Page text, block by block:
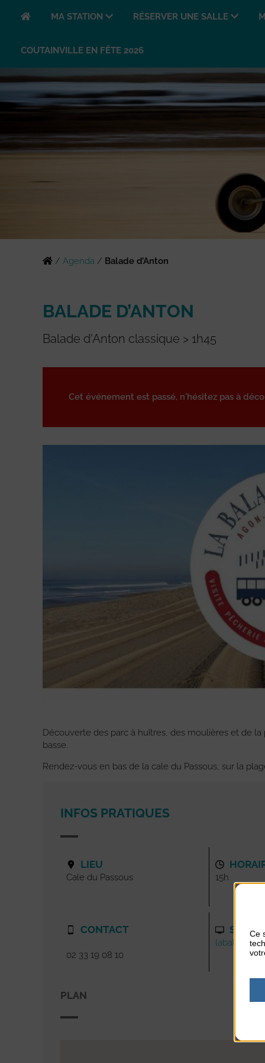
MA STATION RÉSERVER UNE SALLE
COUTAINVILLE EN FÊTE 2026
/ Agenda / Balade d’Anton
BALADE D’ANTON
Balade d'Anton classique > 1h45
Cet événement est passé, n'hésitez pas à
Découverte des parc à huîtres, des moulières et de
basse.
Rendez-vous en bas de la cale du Passous, sur la
INFOS PRATIQUES
LIEU
Cale du Passous
CONTACT
02 33 19 08 10
15h
SITE
PLAN
Ce